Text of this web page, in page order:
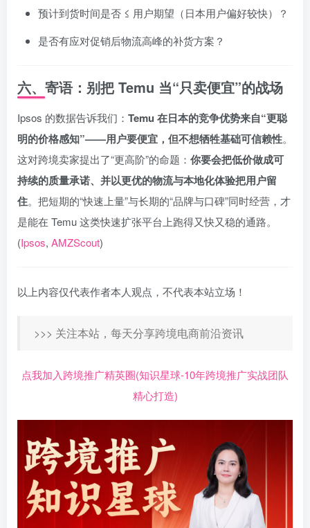
预计到货时间是否 ≤ 用户期望（日本用户偏好较快）？
是否有应对促销后物流高峰的补货方案？
六、寄语：别把 Temu 当“只卖便宜”的战场
Ipsos 的数据告诉我们： Temu 在日本的竞争优势来自“更聪
明的价格感知”——用户要便宜，但不想牺牲基础可信赖性。
这对跨境卖家提出了“更高阶”的命题： 你要会把低价做成可
持续的质量承诺、并以更优的物流与本地化体验把用户留
住。把短期的“快速上量”与长期的“品牌与口碑”同时经营，才
是能在 Temu 这类快速扩张平台上跑得又快又稳的通路。
(Ipsos, AMZScout)
以上内容仅代表作者本人观点，不代表本站立场！
>>> 关注本站，每天分享跨境电商前沿资讯
点我加入跨境推广精英圈(知识星球-10年跨境推广实战团队
精心打造)